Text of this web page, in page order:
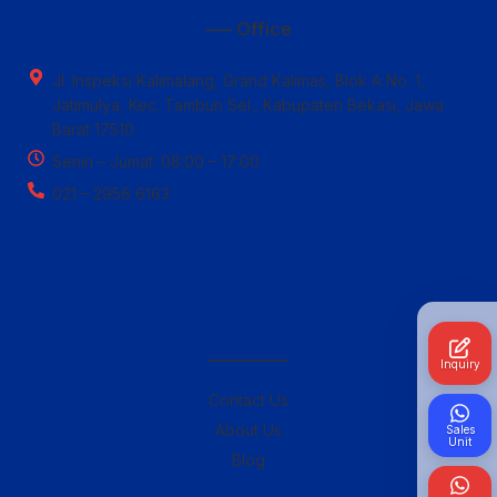
—– Office
Jl. Inspeksi Kalimalang, Grand Kalimas, Blok A No. 1,
Jatimulya, Kec. Tambun Sel., Kabupaten Bekasi, Jawa
Barat 17510
Senin – Jumat: 08:00 – 17:00
021 – 2956 6163
————–
Contact Us
About Us
Blog
Inquiry
Sales
Unit